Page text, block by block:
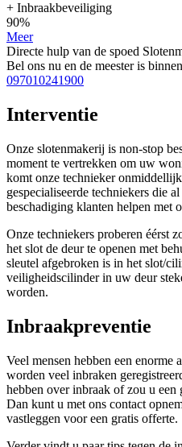
+ Inbraakbeveiliging
90%
Meer
Directe hulp van de spoed
Bel ons nu en de meester is
097010241900
Interventie
Onze slotenmakerij is non-stop
moment te vertrekken om uw
komt onze technieker
gespecialiseerde techniekers die
beschadiging klanten helpen met
Onze techniekers proberen éérst
het slot de deur te openen met
sleutel afgebroken is in het slot/
veiligheidscilinder in uw deur
worden.
Inbraakpreventie
Veel mensen hebben een enorme
worden veel inbraken
hebben over inbraak of zou u
Dan kunt u met ons contact
vastleggen voor een gratis offerte.